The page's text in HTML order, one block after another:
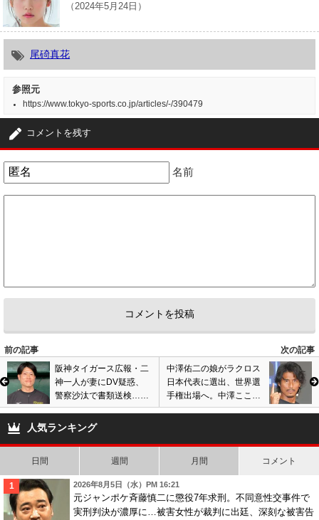
（2024年5月24日）
尾碕真花
参照元
https://www.tokyo-sports.co.jp/articles/-/390479
コメントを残す
名前
前の記事
次の記事
阪神タイガース広報・二
神一人が妻にDV疑惑、
警察沙汰で書類送検…元
プロ野球選手のトラブル
相次ぎ物議
中澤佑二の娘がラクロス
日本代表に選出、世界選
手権出場へ。中澤こころ
＆中澤ねがい姉妹に注目
人気ランキング
日間 週間 月間 コメント
2026年8月5日（水）PM 16:21
元ジャンポケ斉藤慎二に懲役7年求刑。不同意性交事件で
実刑判決が濃厚に…被害女性が裁判に出廷、深刻な被害告